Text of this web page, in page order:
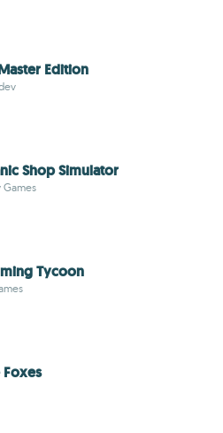
Edition
Shop Simulator
Tycoon
Foxes